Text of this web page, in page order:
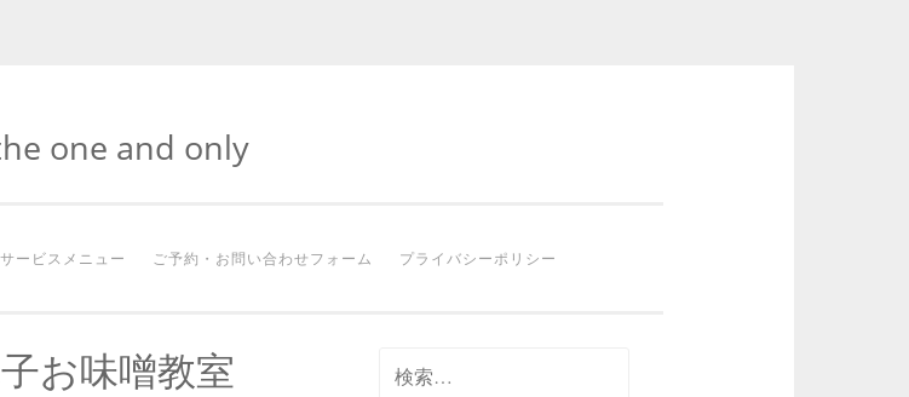
one and only
サービスメニュー ご予約・お問い合わせフォーム プライバシーポリシー
お味噌教室